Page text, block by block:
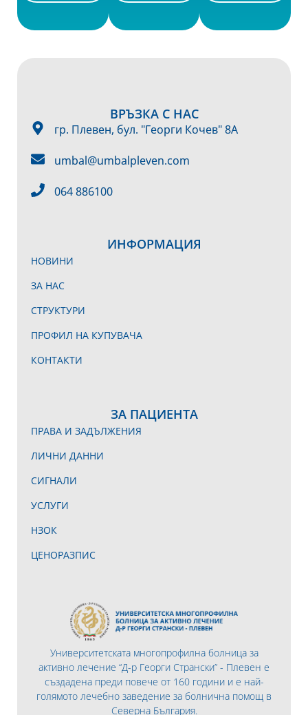
Университетската многопрофилна болница за
активно лечение “Д-р Георги Странски” - Плевен е
създадена преди повече от 160 години и е най-
голямото лечебно заведение за болнична помощ в
Северна България.
ИНФОРМАЦИЯ
НОВИНИ
ЗА НАС
СТРУКТУРИ
ПРОФИЛ НА КУПУВАЧА
КОНТАКТИ
ЗА ПАЦИЕНТА
ПРАВА И ЗАДЪЛЖЕНИЯ
ЛИЧНИ ДАННИ
СИГНАЛИ
УСЛУГИ
НЗОК
ЦЕНОРАЗПИС
ВРЪЗКА С НАС
гр. Плевен, бул. "Георги Кочев" 8А
umbal@umbalpleven.com
064 886100